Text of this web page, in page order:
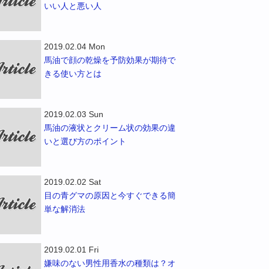
いい人と悪い人
2019.02.04 Mon
馬油で顔の乾燥を予防効果が期待で
きる使い方とは
2019.02.03 Sun
馬油の液状とクリーム状の効果の違
いと選び方のポイント
2019.02.02 Sat
目の青グマの原因と今すぐできる簡
単な解消法
2019.02.01 Fri
嫌味のない男性用香水の種類は？オ